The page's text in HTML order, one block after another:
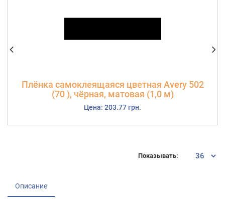
Плёнка самоклеящаяся цветная Avery 502
(70 ), чёрная, матовая (1,0 м)
Цена: 203.77 грн.
Показывать:
Описание